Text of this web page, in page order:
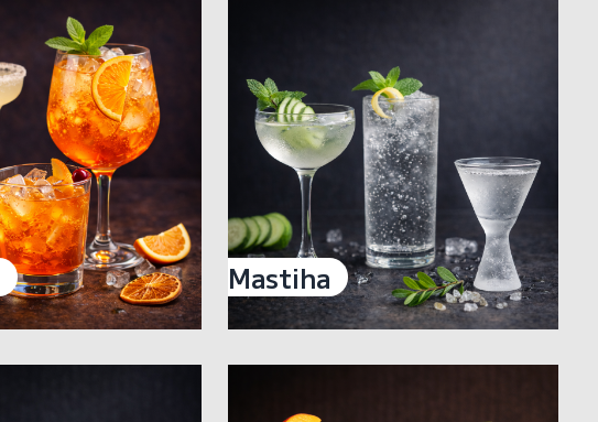
Mastiha